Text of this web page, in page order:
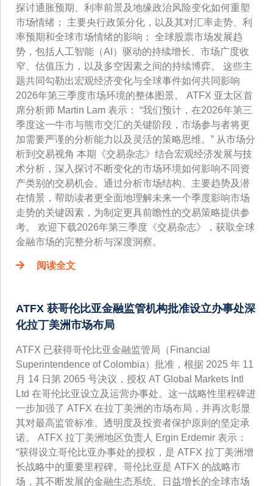
探讨通胀预期、利率前景及地缘政治风险变化如何重塑
市场情绪； 主要央行政策分化，以及其对汇率走势、利
率预期和全球市场情绪的影响； 全球股票市场发展趋
势，包括人工智能（AI）驱动的持续增长、市场广度收
窄、估值压力，以及多空因素之间的持续博弈。 这些主
题共同勾勒出宏观经济变化与全球事件如何共同影响
2026年第三季度市场环境的整体图景。 ATFX 亚太区首
席分析师 Martin Lam 表示： “我们预计，在2026年第三
季度这一牛市与熊市交汇的关键阶段，市场参与者将更
加需要严谨的分析能力以及灵活的策略思维。” 从市场分
析到交易视角 本期《交易杂志》结合宏观经济发展与技
术分析，深入探讨不断变化的市场环境如何影响不同资
产类别的交易机会。通过分析市场结构、主要趋势及潜
在情景，帮助读者更全面地理解未来一个季度影响市场
走势的关键因素，为制定更具前瞻性的交易策略提供参
考。 欢迎下载2026年第三季度《交易杂志》，获取全球
金融市场的完整分析与深度洞察。
阅读全文
ATFX 获哥伦比亚金融监管机构批准设立办事处深
化拉丁美洲市场布局
ATFX 已获得哥伦比亚金融监管局（Financial
Superintendence of Colombia）批准，根据 2025 年 11
月 14 日第 2065 号决议，授权 AT Global Markets Intl
Ltd 在哥伦比亚设立及运营办事处。这一战略性里程碑进
一步加强了 ATFX 在拉丁美洲的市场布局，并再次彰显
其对最高监管标准、透明度及投资者保护原则的坚定承
诺。 ATFX 拉丁美洲地区负责人 Ergin Erdemir 表示：
“获得设立哥伦比亚办事处的授权，是 ATFX 拉丁美洲增
长战略中的重要里程碑。哥伦比亚是 ATFX 的战略市
场，其不断发展的金融生态系统、日益增长的全球市场